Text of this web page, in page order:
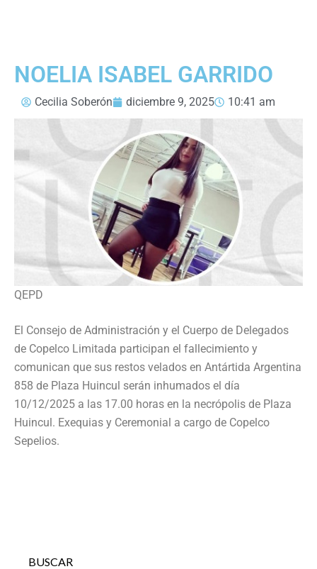
NOELIA ISABEL GARRIDO
Cecilia Soberón diciembre 9, 2025 10:41 am
QEPD
El Consejo de Administración y el Cuerpo de Delegados
de Copelco Limitada participan el fallecimiento y
comunican que sus restos velados en Antártida Argentina
858 de Plaza Huincul serán inhumados el día
10/12/2025 a las 17.00 horas en la necrópolis de Plaza
Huincul. Exequias y Ceremonial a cargo de Copelco
Sepelios.
BUSCAR